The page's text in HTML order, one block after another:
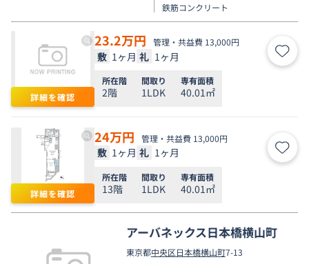
鉄筋コンクリート
詳細を確認
23.2万円 管理・共益費 13,000円
敷 1ヶ月 礼 1ヶ月 お気
所在階
2階
間取り
1LDK
専有面積
40.01㎡
詳細を確認
24万円 管理・共益費 13,000円
敷 1ヶ月 礼 1ヶ月 お気
所在階
13階
間取り
1LDK
専有面積
40.01㎡
アーバネックス日本橋横山町
東京都中央区日本橋横山町7-13